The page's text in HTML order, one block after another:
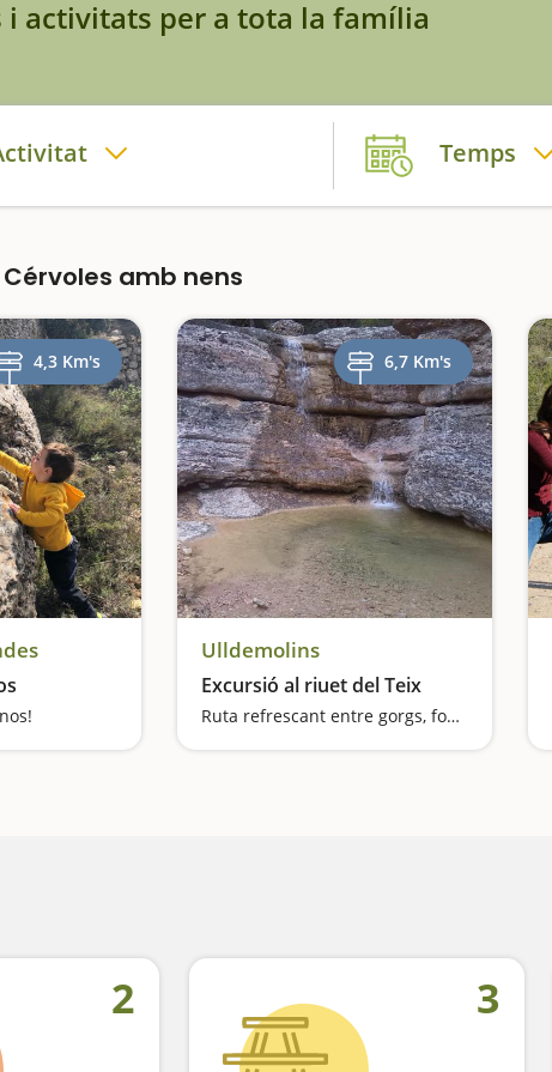
i activitats per a tota la família
Temps
amb nens
4,3 Km's 6,7 Km's
Ulldemolins
Excursió al riuet del Teix
Ruta refrescant entre gorgs, fonts i un santuari
2 3